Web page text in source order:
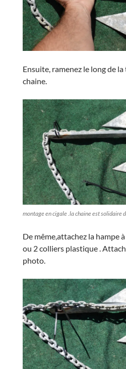
Ensuite, ramenez le long de la
chaine.
montage en cigale .la chaine est solidaire
De même,attachez la hampe
ou 2 colliers plastique .
photo.